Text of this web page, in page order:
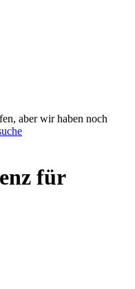
aber wir haben noch
für